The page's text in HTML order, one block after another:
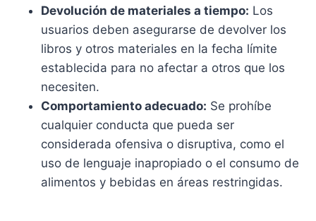
Devolución de materiales a tiempo: Los
usuarios deben asegurarse de devolver los
libros y otros materiales en la fecha límite
establecida para no afectar a otros que los
necesiten.
Comportamiento adecuado: Se prohíbe
cualquier conducta que pueda ser
considerada ofensiva o disruptiva, como el
uso de lenguaje inapropiado o el consumo de
alimentos y bebidas en áreas restringidas.